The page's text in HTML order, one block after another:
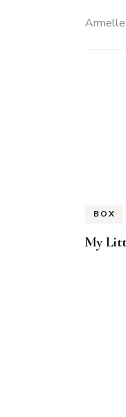
Armelle
BOX
My